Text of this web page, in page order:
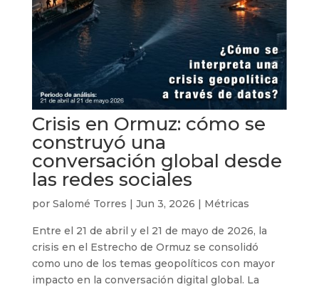
Crisis en Ormuz: cómo se
construyó una
conversación global desde
las redes sociales
por Salomé Torres | Jun 3, 2026 | Métricas
Entre el 21 de abril y el 21 de mayo de 2026, la
crisis en el Estrecho de Ormuz se consolidó
como uno de los temas geopolíticos con mayor
impacto en la conversación digital global. La